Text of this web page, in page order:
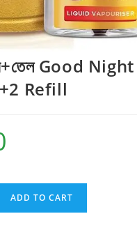
Good
Refill
ADD TO CART